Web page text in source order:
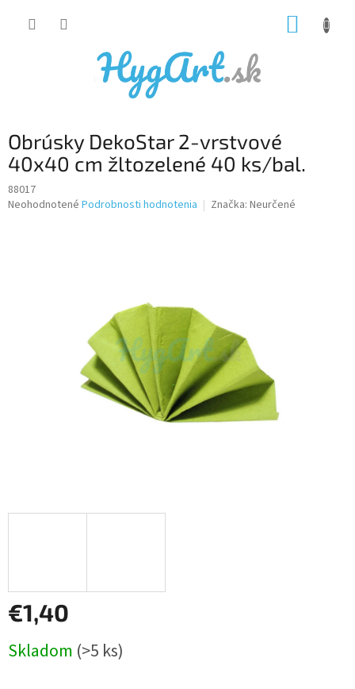
Obrúsky DekoStar 2-vrstvové
40x40 cm žltozelené 40 ks/bal.
88017
Priemerné
Neohodnotené Podrobnosti hodnotenia Značka: Neurčené
€1,40
cena:
Skladom (>5 ks)